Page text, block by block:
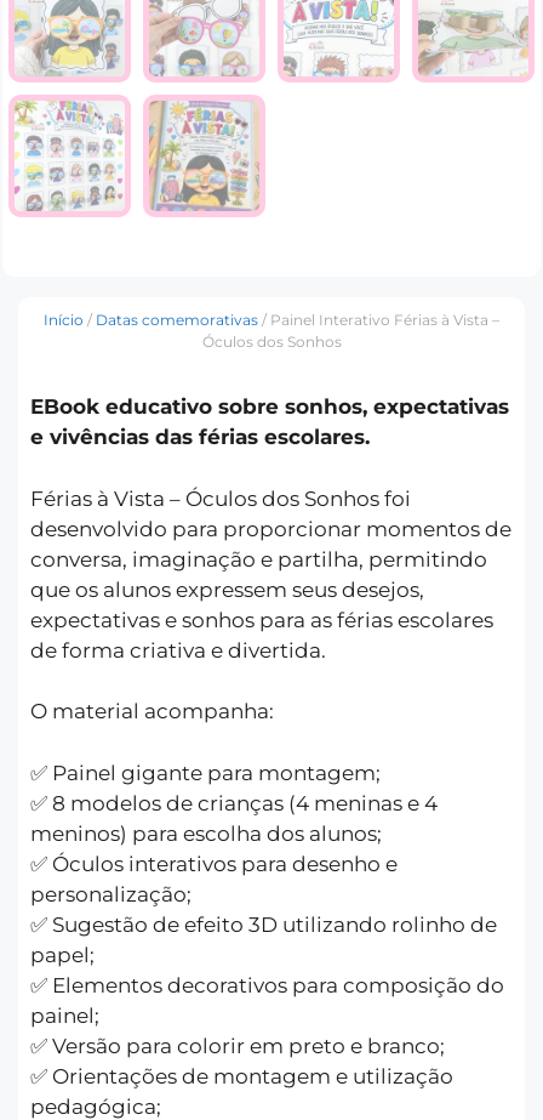
Início / Datas comemorativas / Painel Interativo Férias à Vista –
Óculos dos Sonhos
EBook educativo sobre sonhos, expectativas
e vivências das férias escolares.
Férias à Vista – Óculos dos Sonhos foi
desenvolvido para proporcionar momentos de
conversa, imaginação e partilha, permitindo
que os alunos expressem seus desejos,
expectativas e sonhos para as férias escolares
de forma criativa e divertida.
O material acompanha:
✅ Painel gigante para montagem;
✅ 8 modelos de crianças (4 meninas e 4
meninos) para escolha dos alunos;
✅ Óculos interativos para desenho e
personalização;
✅ Sugestão de efeito 3D utilizando rolinho de
papel;
✅ Elementos decorativos para composição do
painel;
✅ Versão para colorir em preto e branco;
✅ Orientações de montagem e utilização
pedagógica;